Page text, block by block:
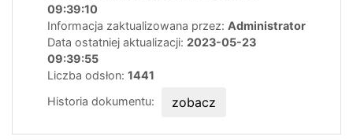
09:39:10
Informacja zaktualizowana przez: Administrator
Data ostatniej aktualizacji: 2023-05-23
09:39:55
Liczba odsłon: 1441
Historia dokumentu:
zobacz